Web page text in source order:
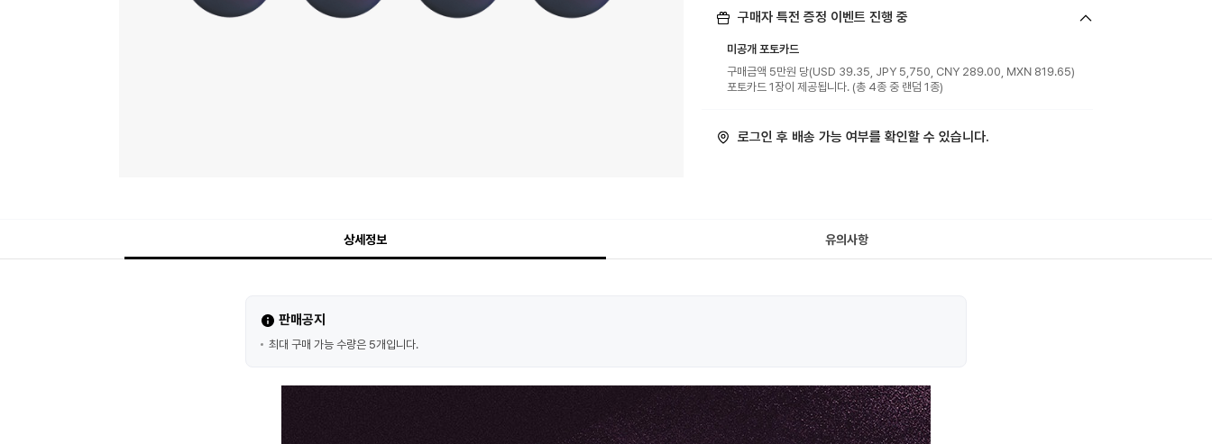
구매자 특전 증정 이벤트 진행 중
미공개 포토카드
구매금액 5만원 당(USD 39.35, JPY 5,750, CNY 289.00, MXN 819.65)
포토카드 1장이 제공됩니다. (총 4종 중 랜덤 1종)
로그인 후 배송 가능 여부를 확인할 수 있습니다.
상세정보 유의사항
판매공지
최대 구매 가능 수량은 5개입니다.